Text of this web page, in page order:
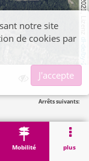
2021, Lizenz
dl-de/by-2-0
Mobilité plus
Arrêts suivants:
Straße"
notre site
de cookies par
J'accepte